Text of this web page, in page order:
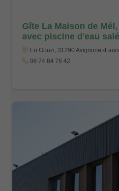
Gîte La Maison de
avec piscine d'eau
En Gouzi, 31290 Avignonet-
06 74 84 76 42